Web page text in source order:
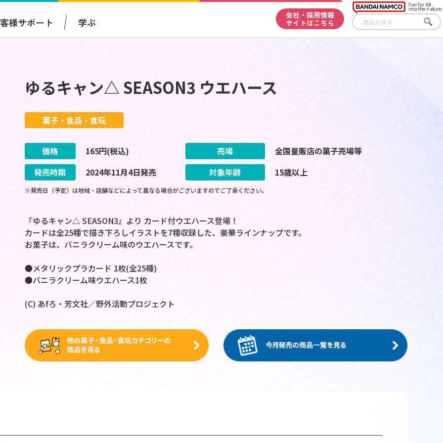
様サポート 学ぶ
会社・採用情報
サイトはこちら
さが
す
ゆるキャン△ SEASON3 ウエハース
菓子・食品・食玩
価格 165円(税込) 売場
全国量販店の菓子売場等
発売時期
2024年11月4日発売 対象年齢 15歳以上
※発売日（予定）は地域・店舗などによって異なる場合がございますのでご了承ください。
『ゆるキャン△ SEASON3』より カード付ウエハース登場！
カードは全25種で描き下ろしイラストを7種収録した、豪華ラインナップです。
お菓子は、バニラクリーム味のウエハースです。
●メタリックプラカード 1枚(全25種)
●バニラクリーム味ウエハース1枚
(C) あfろ・芳文社／野外活動プロジェクト